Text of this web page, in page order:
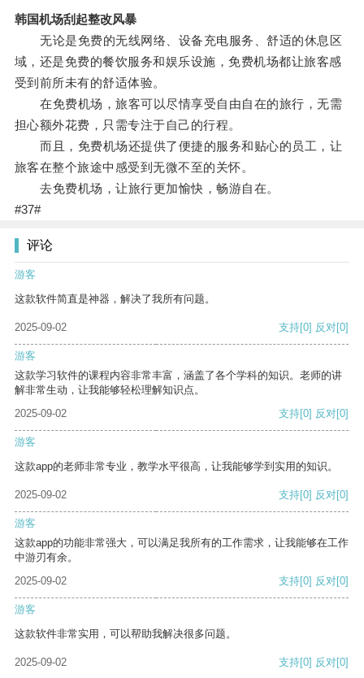
韩国机场刮起整改风暴
无论是免费的无线网络、设备充电服务、舒适的休息区
域，还是免费的餐饮服务和娱乐设施，免费机场都让旅客感
受到前所未有的舒适体验。
在免费机场，旅客可以尽情享受自由自在的旅行，无需
担心额外花费，只需专注于自己的行程。
而且，免费机场还提供了便捷的服务和贴心的员工，让
旅客在整个旅途中感受到无微不至的关怀。
去免费机场，让旅行更加愉快，畅游自在。
#37#
评论
游客
这款软件简直是神器，解决了我所有问题。
2025-09-02 支持[0] 反对[0]
游客
这款学习软件的课程内容非常丰富，涵盖了各个学科的知识。老师的讲
解非常生动，让我能够轻松理解知识点。
2025-09-02
支持[0] 反对[0]
游客
这款app的老师非常专业，教学水平很高，让我能够学到实用的知识。
2025-09-02 支持[0] 反对[0]
游客
这款app的功能非常强大，可以满足我所有的工作需求，让我能够在工作
中游刃有余。
2025-09-02
支持[0] 反对[0]
游客
这款软件非常实用，可以帮助我解决很多问题。
2025-09-02 支持[0] 反对[0]